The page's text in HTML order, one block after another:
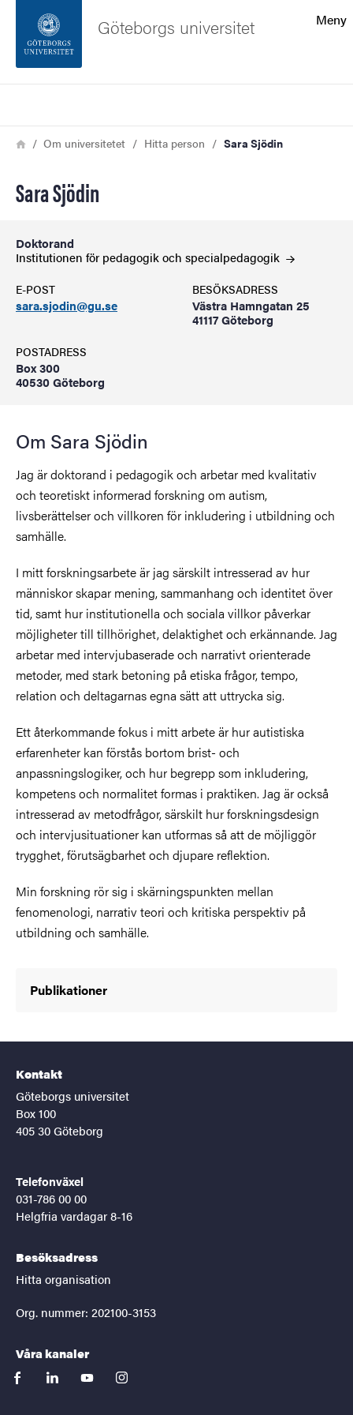
Sidfoten
Meny
Göteborgs universitet
Länkstig
HemOm universitetet Hitta person Sara Sjödin
Sara Sjödin
Doktorand
Institutionen för pedagogik och specialpedagogik
E-POST
sara.sjodin@gu.se
BESÖKSADRESS
Västra Hamngatan 25
41117 Göteborg
POSTADRESS
Box 300
40530 Göteborg
Om Sara Sjödin
Jag är doktorand i pedagogik och arbetar med kvalitativ
och teoretiskt informerad forskning om autism,
livsberättelser och villkoren för inkludering i utbildning och
samhälle.
I mitt forskningsarbete är jag särskilt intresserad av hur
människor skapar mening, sammanhang och identitet över
tid, samt hur institutionella och sociala villkor påverkar
möjligheter till tillhörighet, delaktighet och erkännande. Jag
arbetar med intervjubaserade och narrativt orienterade
metoder, med stark betoning på etiska frågor, tempo,
relation och deltagarnas egna sätt att uttrycka sig.
Ett återkommande fokus i mitt arbete är hur autistiska
erfarenheter kan förstås bortom brist- och
anpassningslogiker, och hur begrepp som inkludering,
kompetens och normalitet formas i praktiken. Jag är också
intresserad av metodfrågor, särskilt hur forskningsdesign
och intervjusituationer kan utformas så att de möjliggör
trygghet, förutsägbarhet och djupare reflektion.
Min forskning rör sig i skärningspunkten mellan
fenomenologi, narrativ teori och kritiska perspektiv på
utbildning och samhälle.
Publikationer
Kontakt
Göteborgs universitet
Box 100
405 30 Göteborg
Telefonväxel
031-786 00 00
Helgfria vardagar 8-16
Besöksadress
Hitta organisation
Org. nummer: 202100-3153
Våra kanaler
facebooklinkedinyoutubeinstagram